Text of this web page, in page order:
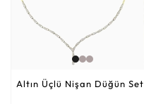
Altın Üçlü Nişan Düğün Set